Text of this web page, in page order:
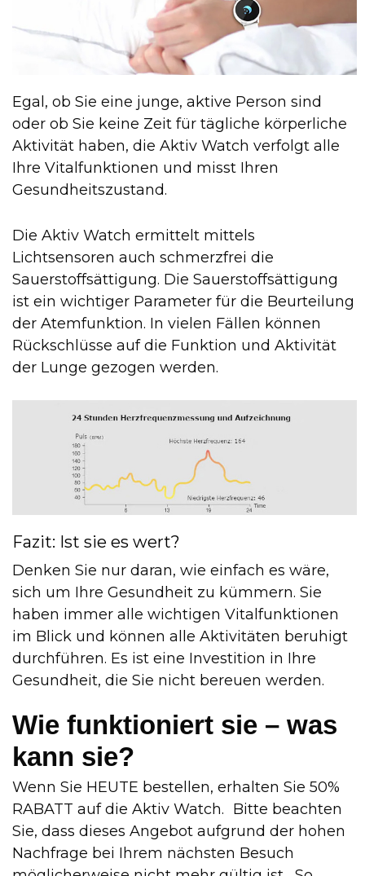
Egal, ob Sie eine junge, aktive Person sind
oder ob Sie keine Zeit für tägliche körperliche
Aktivität haben, die Aktiv Watch verfolgt alle
Ihre Vitalfunktionen und misst Ihren
Gesundheitszustand.
Die Aktiv Watch ermittelt mittels
Lichtsensoren auch schmerzfrei die
Sauerstoffsättigung. Die Sauerstoffsättigung
ist ein wichtiger Parameter für die Beurteilung
der Atemfunktion. In vielen Fällen können
Rückschlüsse auf die Funktion und Aktivität
der Lunge gezogen werden.
Fazit: Ist sie es wert?
Denken Sie nur daran, wie einfach es wäre,
sich um Ihre Gesundheit zu kümmern. Sie
haben immer alle wichtigen Vitalfunktionen
im Blick und können alle Aktivitäten beruhigt
durchführen. Es ist eine Investition in Ihre
Gesundheit, die Sie nicht bereuen werden.
Wie funktioniert sie – was
kann sie?
Wenn Sie HEUTE bestellen, erhalten Sie 50%
RABATT auf die Aktiv Watch. Bitte beachten
Sie, dass dieses Angebot aufgrund der hohen
Nachfrage bei Ihrem nächsten Besuch